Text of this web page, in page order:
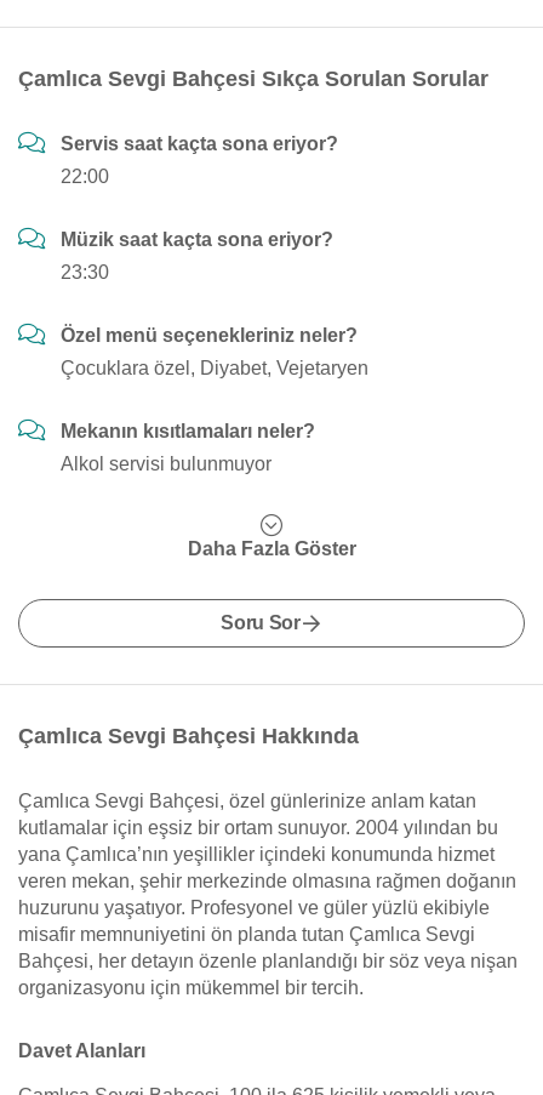
Çamlıca Sevgi Bahçesi Sıkça Sorulan Sorular
Servis saat kaçta sona eriyor?
22:00
Müzik saat kaçta sona eriyor?
23:30
Özel menü seçenekleriniz neler?
Çocuklara özel, Diyabet, Vejetaryen
Mekanın kısıtlamaları neler?
Alkol servisi bulunmuyor
Daha Fazla Göster
Soru Sor
Çamlıca Sevgi Bahçesi Hakkında
Çamlıca Sevgi Bahçesi, özel günlerinize anlam katan
kutlamalar için eşsiz bir ortam sunuyor. 2004 yılından bu
yana Çamlıca’nın yeşillikler içindeki konumunda hizmet
veren mekan, şehir merkezinde olmasına rağmen doğanın
huzurunu yaşatıyor. Profesyonel ve güler yüzlü ekibiyle
misafir memnuniyetini ön planda tutan Çamlıca Sevgi
Bahçesi, her detayın özenle planlandığı bir söz veya nişan
organizasyonu için mükemmel bir tercih.
Davet Alanları